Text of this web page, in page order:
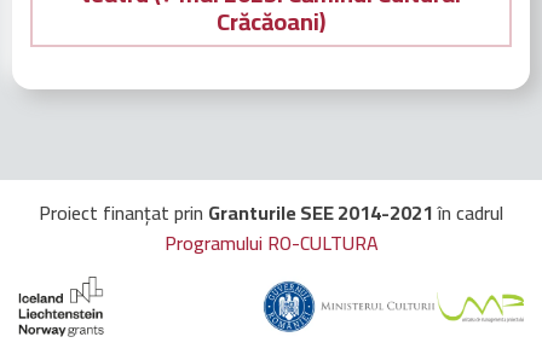
Crăcăoani)
Proiect finanțat prin Granturile SEE 2014-2021în cadrul
Programului RO-CULTURA